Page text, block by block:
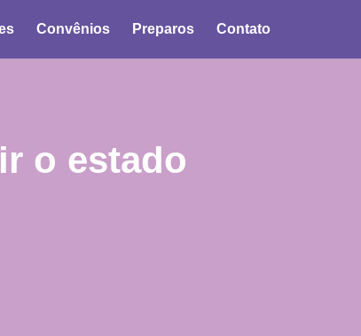
Convênios Preparos Contato
o estado